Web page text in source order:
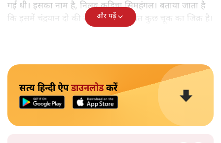
गई थी। इसका नाम है, निलवु कुडिचा सिमहंगल। बताया जाता है
कि इसमें चंद्रयान दो की नाकामी से संबंधित कुछ चूक का जिक्र है।
और पढ़ें
सत्य हिन्दी ऐपडाउनलोडकरें